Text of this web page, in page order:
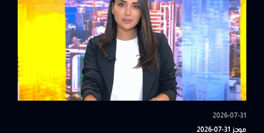
2026-07-31
موجز 31-07-2026